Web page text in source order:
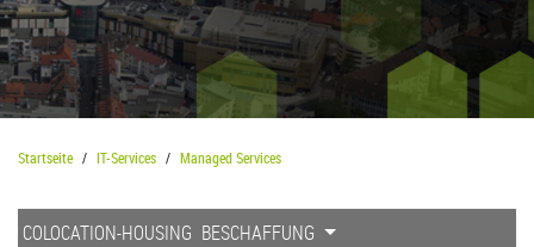
Startseite IT-Services Managed Services
COLOCATION-HOUSING BESCHAFFUNG